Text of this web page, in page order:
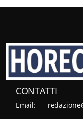
CONTATTI
Email: